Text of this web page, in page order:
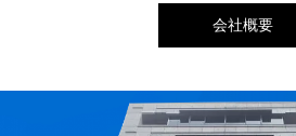
会社概要